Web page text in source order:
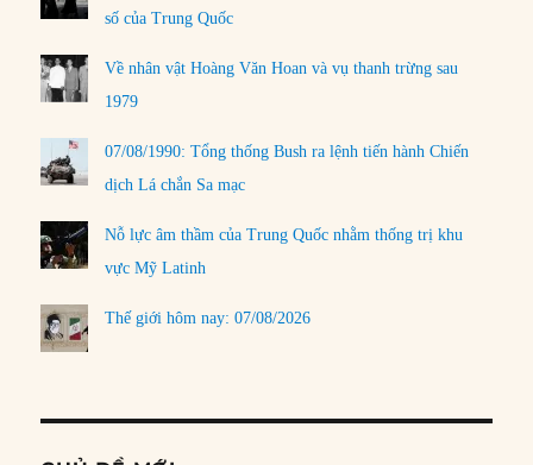
số của Trung Quốc
Về nhân vật Hoàng Văn Hoan và vụ thanh trừng sau
1979
07/08/1990: Tổng thống Bush ra lệnh tiến hành Chiến
dịch Lá chắn Sa mạc
Nỗ lực âm thầm của Trung Quốc nhằm thống trị khu
vực Mỹ Latinh
Thế giới hôm nay: 07/08/2026